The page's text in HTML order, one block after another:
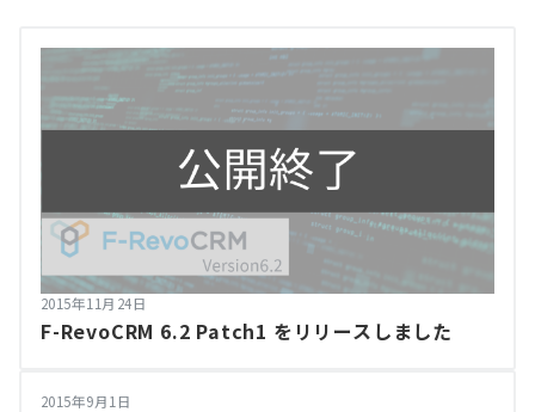
2015年11月24日
F-RevoCRM 6.2 Patch1 をリリースしました
2015年9月1日